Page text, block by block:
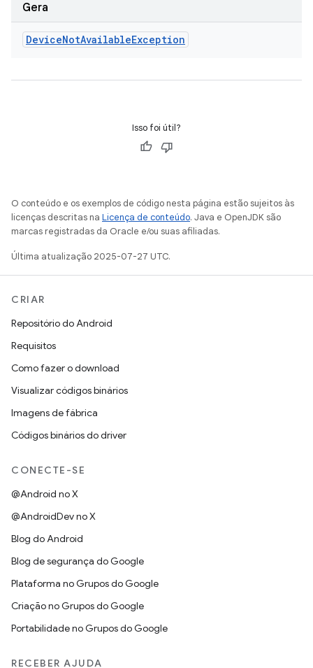
Gera
DeviceNotAvailableException
Isso foi útil?
O conteúdo e os exemplos de código nesta página estão sujeitos às
licenças descritas na Licença de conteúdo. Java e OpenJDK são
marcas registradas da Oracle e/ou suas afiliadas.
Última atualização 2025-07-27 UTC.
CRIAR
Repositório do Android
Requisitos
Como fazer o download
Visualizar códigos binários
Imagens de fábrica
Códigos binários do driver
CONECTE-SE
@Android no X
@AndroidDev no X
Blog do Android
Blog de segurança do Google
Plataforma no Grupos do Google
Criação no Grupos do Google
Portabilidade no Grupos do Google
RECEBER AJUDA